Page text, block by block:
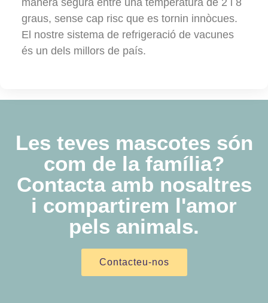
manera segura entre una temperatura de 2 i 8
graus, sense cap risc que es tornin innòcues.
El nostre sistema de refrigeració de vacunes
és un dels millors de país.
Les teves mascotes són
com de la família?
Contacta amb nosaltres
i compartirem l'amor
pels animals​.
Contacteu-nos